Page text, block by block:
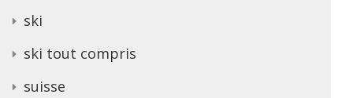
ski
ski tout compris
suisse